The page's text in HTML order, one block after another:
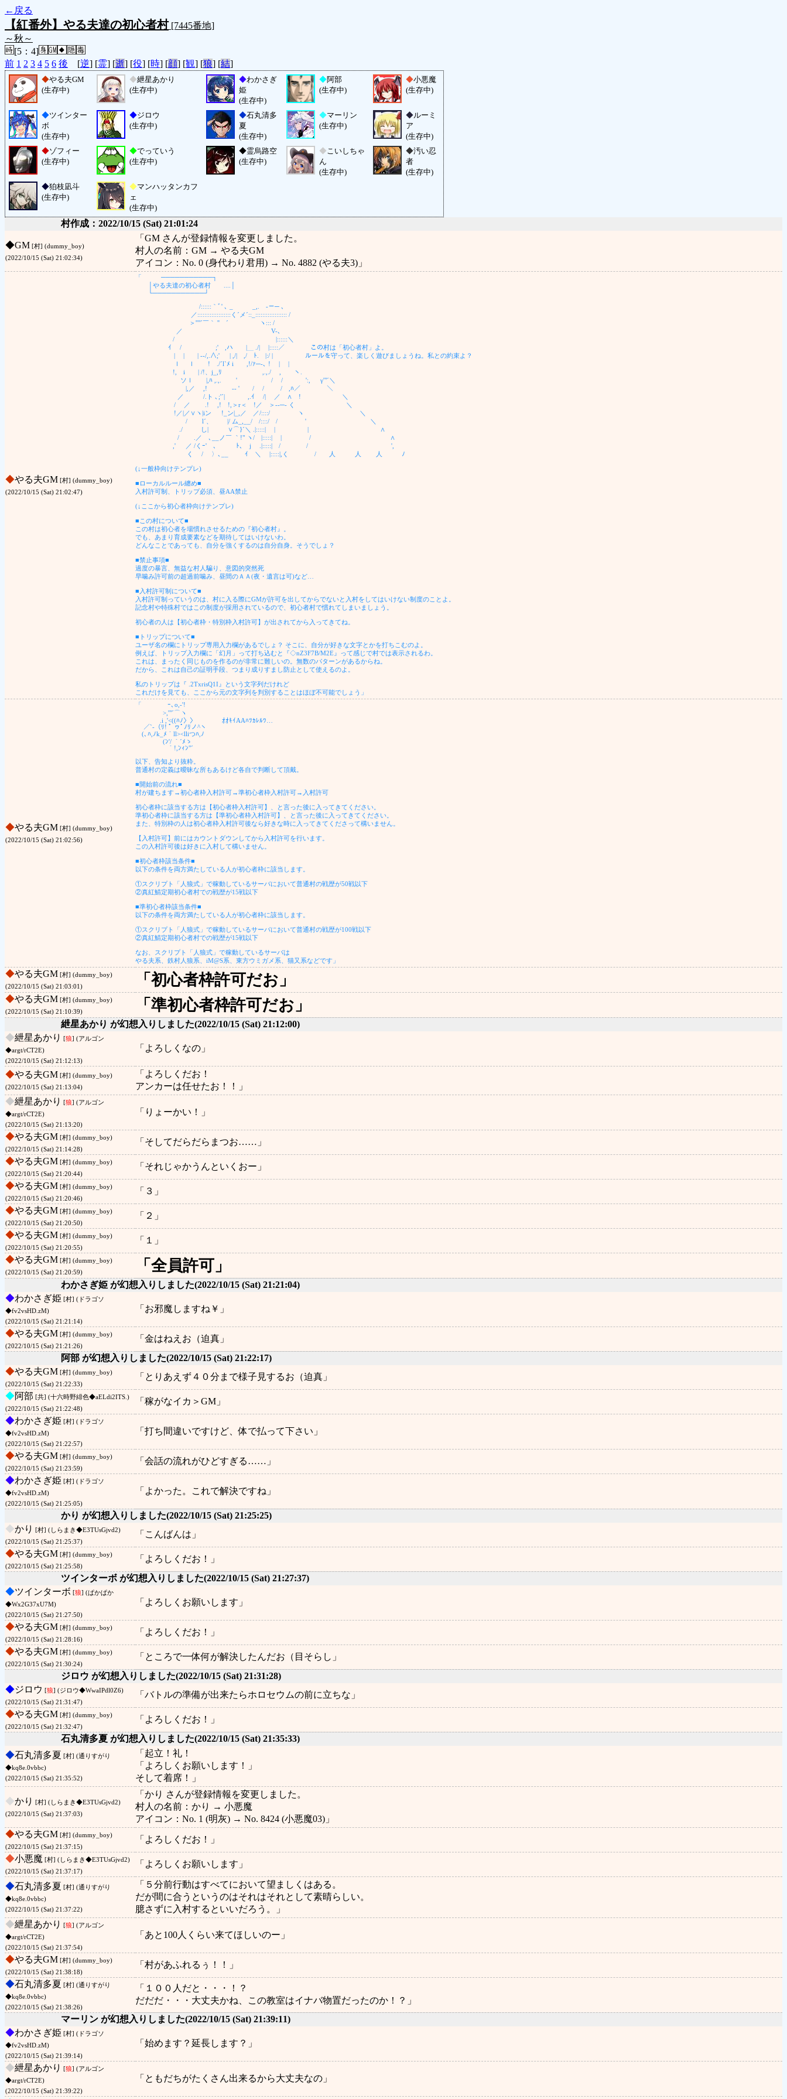
←戻る
【紅番外】やる夫達の初心者村[7445番地]
～秋～
[5：4]
前 1 2 3 4 5 6 後 [逆] [霊] [逝] [役] [時] [顔] [観] [狼] [結]
◆やる夫GM
(生存中)
◆紲星あかり
(生存中)
◆わかさぎ
姫
(生存中)
◆阿部
(生存中)
◆小悪魔
(生存中)
◆ツインター
ボ
(生存中)
◆ジロウ
(生存中)
◆石丸清多
夏
(生存中)
◆マーリン
(生存中)
◆ルーミ
ア
(生存中)
◆ゾフィー
(生存中)
◆でっていう
(生存中)
◆霊烏路空
(生存中)
◆こいしちゃ
ん
(生存中)
◆汚い忍
者
(生存中)
◆狛枝凪斗
(生存中)
◆マンハッタンカフ
ェ
(生存中)
村作成：2022/10/15 (Sat) 21:01:24
◆GM [村] (dummy_boy)
(2022/10/15 (Sat) 21:02:34)
「GM さんが登録情報を変更しました。
村人の名前：GM → やる夫GM
アイコン：No. 0 (身代わり君用) → No. 4882 (やる夫3)」
◆やる夫GM [村] (dummy_boy)
(2022/10/15 (Sat) 21:02:47)
「 ───────────┐
│やる夫達の初心者村 ....│
└───────────┘
/::::::｀ﾞ' ､ _ _,. -－─ ､
／:::::::::::::::::::く´メ´::_:::::::::::::::::: /
＞''"´￣｀ '' ´ ヽ::: /
／ V-､
/ |::::::＼
ｲ / ;' ,ハ |＿ ./| |:::::／ この村は「初心者村」よ。
| | | ‐-/,.∧;' | ,/| ,/ ﾄ. |:/ | ルールを守って、楽しく遊びましょうね。私との約束よ？
ｌ ｌ ! ./´l`ﾒ i ,!/ｧ─-､ ! | |
!, i | /!、j_,ﾘ ,.,./ , ヽ.
ソｌ |,ﾊ ,.,. ' / / ':, γ'"´＼
|,／ ,! -‐ ' / / / ,ﾊ／ ＼
／ /.ト ､;'´| ,.ｲ /| ／ ∧ ! ＼
/ ／ .! ,! !,＞r＜ !／ ＞--─‐ く ＼
!／|／∨ヽ|iン !_ン|_,／ ／/::::/ ヽ ＼
/ l´、 |/ ム_,__/ /::::/ / ' ＼
./ し| ∨⌒}´＼ .|:::::| | | ∧
/ .／ゝ､__ノ￣ ｀!" ヽ/ |:::::| | / ∧
,' ／ /くｰ' ､ ﾄ､ j .|:::::| / / ',
ゝ く / 〉､__ ｲ ＼ |:::::|,く / 人 人 人 ﾉ
(↓一般枠向けテンプレ)
■ローカルルール纏め■
入村許可制、トリップ必須、昼AA禁止
(↓ここから初心者枠向けテンプレ)
■この村について■
この村は初心者を場慣れさせるための『初心者村』。
でも、あまり育成要素などを期待してはいけないわ。
どんなことであっても、自分を強くするのは自分自身。そうでしょ？
■禁止事項■
過度の暴言、無益な村人騙り、意図的突然死
早噛み許可前の超過前噛み、昼間のＡＡ(夜・遺言は可)など…
■入村許可制について■
入村許可制っていうのは、村に入る際にGMが許可を出してからでないと入村をしてはいけない制度のことよ。
記念村や特殊村ではこの制度が採用されているので、初心者村で慣れてしまいましょう。
初心者の人は【初心者枠・特別枠入村許可】が出されてから入ってきてね。
■トリップについて■
ユーザ名の欄にトリップ専用入力欄があるでしょ？ そこに、自分が好きな文字とかを打ちこむのよ。
例えば、トリップ入力欄に「幻月」って打ち込むと『◇nZ3F7B/M2E』って感じで村では表示されるわ。
これは、まったく同じものを作るのが非常に難しいの。無数のパターンがあるからね。
だから、これは自己の証明手段、つまり成りすまし防止として使えるのよ。
私のトリップは『 .2TxrisQ1I』という文字列だけれど
これだけを見ても、ここから元の文字列を判別することはほぼ不可能でしょう」
◆やる夫GM [村] (dummy_boy)
(2022/10/15 (Sat) 21:02:56)
「 ｰ､o,-'!
>,'"´⌒ヽ
.i ,'<((ﾊﾉ〉〉 ｵｵｷｲAAﾊﾂｶﾚﾙﾜ…
／`-（ﾘ! ﾟ ヮﾟﾉﾘノ^ヽ
(､ﾊ,ﾉk_ﾒ｀ll><lliつﾊ,ﾉ
(ﾝ'/ ｀´ﾒゝ
｀!,ﾝｨﾝ"´
以下、告知より抜粋。
普通村の定義は曖昧な所もあるけど各自で判断して頂戴。
■開始前の流れ■
村が建ちます→初心者枠入村許可→準初心者枠入村許可→入村許可
初心者枠に該当する方は【初心者枠入村許可】、と言った後に入ってきてください。
準初心者枠に該当する方は【準初心者枠入村許可】、と言った後に入ってきてください。
また、特別枠の人は初心者枠入村許可後なら好きな時に入ってきてくださって構いません。
【入村許可】前にはカウントダウンしてから入村許可を行います。
この入村許可後は好きに入村して構いません。
■初心者枠該当条件■
以下の条件を両方満たしている人が初心者枠に該当します。
①スクリプト「人狼式」で稼動しているサーバにおいて普通村の戦歴が50戦以下
②真紅鯖定期初心者村での戦歴が15戦以下
■準初心者枠該当条件■
以下の条件を両方満たしている人が初心者枠に該当します。
①スクリプト「人狼式」で稼動しているサーバにおいて普通村の戦歴が100戦以下
②真紅鯖定期初心者村での戦歴が15戦以下
なお、スクリプト「人狼式」で稼動しているサーバは
やる夫系、鉄村人狼系、iM@S系、東方ウミガメ系、猫又系などです」
◆やる夫GM [村] (dummy_boy)
(2022/10/15 (Sat) 21:03:01)
「初心者枠許可だお」
◆やる夫GM [村] (dummy_boy)
(2022/10/15 (Sat) 21:10:39)
「準初心者枠許可だお」
紲星あかり が幻想入りしました(2022/10/15 (Sat) 21:12:00)
◆紲星あかり [狼] (アルゴン
◆argt/rCT2E)
(2022/10/15 (Sat) 21:12:13)
「よろしくなの」
◆やる夫GM [村] (dummy_boy)
(2022/10/15 (Sat) 21:13:04)
「よろしくだお！
アンカーは任せたお！！」
◆紲星あかり [狼] (アルゴン
◆argt/rCT2E)
(2022/10/15 (Sat) 21:13:20)
「りょーかい！」
◆やる夫GM [村] (dummy_boy)
(2022/10/15 (Sat) 21:14:28)
「そしてだらだらまつお……」
◆やる夫GM [村] (dummy_boy)
(2022/10/15 (Sat) 21:20:44)
「それじゃかうんといくおー」
◆やる夫GM [村] (dummy_boy)
(2022/10/15 (Sat) 21:20:46)
「３」
◆やる夫GM [村] (dummy_boy)
(2022/10/15 (Sat) 21:20:50)
「２」
◆やる夫GM [村] (dummy_boy)
(2022/10/15 (Sat) 21:20:55)
「１」
◆やる夫GM [村] (dummy_boy)
(2022/10/15 (Sat) 21:20:59)
「全員許可」
わかさぎ姫 が幻想入りしました(2022/10/15 (Sat) 21:21:04)
◆わかさぎ姫 [村] (ドラゴソ
◆fv2vsHD.zM)
(2022/10/15 (Sat) 21:21:14)
「お邪魔しますね￥」
◆やる夫GM [村] (dummy_boy)
(2022/10/15 (Sat) 21:21:26)
「金はねえお（迫真」
阿部 が幻想入りしました(2022/10/15 (Sat) 21:22:17)
◆やる夫GM [村] (dummy_boy)
(2022/10/15 (Sat) 21:22:33)
「とりあえず４０分まで様子見するお（迫真」
◆阿部 [共] (十六時野緋色◆aELdi2ITS.)
(2022/10/15 (Sat) 21:22:48)
「稼がなイカ＞GM」
◆わかさぎ姫 [村] (ドラゴソ
◆fv2vsHD.zM)
(2022/10/15 (Sat) 21:22:57)
「打ち間違いですけど、体で払って下さい」
◆やる夫GM [村] (dummy_boy)
(2022/10/15 (Sat) 21:23:59)
「会話の流れがひどすぎる……」
◆わかさぎ姫 [村] (ドラゴソ
◆fv2vsHD.zM)
(2022/10/15 (Sat) 21:25:05)
「よかった。これで解決ですね」
かり が幻想入りしました(2022/10/15 (Sat) 21:25:25)
◆かり
[村] (しらまき◆E3TUsGjvd2)
(2022/10/15 (Sat) 21:25:37)
「こんばんは」
◆やる夫GM [村] (dummy_boy)
(2022/10/15 (Sat) 21:25:58)
「よろしくだお！」
ツインターボ が幻想入りしました(2022/10/15 (Sat) 21:27:37)
◆ツインターボ [狼] (ぱかぱか
◆Wx2G37xU7M)
(2022/10/15 (Sat) 21:27:50)
「よろしくお願いします」
◆やる夫GM [村] (dummy_boy)
(2022/10/15 (Sat) 21:28:16)
「よろしくだお！」
◆やる夫GM [村] (dummy_boy)
(2022/10/15 (Sat) 21:30:24)
「ところで一体何が解決したんだお（目そらし」
ジロウ が幻想入りしました(2022/10/15 (Sat) 21:31:28)
◆ジロウ [狼] (ジロウ◆WwaIPdl0Z6)
(2022/10/15 (Sat) 21:31:47)
「バトルの準備が出来たらホロセウムの前に立ちな」
◆やる夫GM [村] (dummy_boy)
(2022/10/15 (Sat) 21:32:47)
「よろしくだお！」
石丸清多夏 が幻想入りしました(2022/10/15 (Sat) 21:35:33)
◆石丸清多夏 [村] (通りすがり
◆kq8e.0vbbc)
(2022/10/15 (Sat) 21:35:52)
「起立！礼！
「よろしくお願いします！」
そして着席！」
◆かり
[村] (しらまき◆E3TUsGjvd2)
(2022/10/15 (Sat) 21:37:03)
「かり さんが登録情報を変更しました。
村人の名前：かり → 小悪魔
アイコン：No. 1 (明灰) → No. 8424 (小悪魔03)」
◆やる夫GM [村] (dummy_boy)
(2022/10/15 (Sat) 21:37:15)
「よろしくだお！」
◆小悪魔 [村] (しらまき◆E3TUsGjvd2)
(2022/10/15 (Sat) 21:37:17)
「よろしくお願いします」
◆石丸清多夏 [村] (通りすがり
◆kq8e.0vbbc)
(2022/10/15 (Sat) 21:37:22)
「５分前行動はすべてにおいて望ましくはある。
だが間に合うというのはそれはそれとして素晴らしい。
臆さずに入村するといいだろう。」
◆紲星あかり [狼] (アルゴン
◆argt/rCT2E)
(2022/10/15 (Sat) 21:37:54)
「あと100人くらい来てほしいのー」
◆やる夫GM [村] (dummy_boy)
(2022/10/15 (Sat) 21:38:18)
「村があふれるぅ！！」
◆石丸清多夏 [村] (通りすがり
◆kq8e.0vbbc)
(2022/10/15 (Sat) 21:38:26)
「１００人だと・・・！？
だだだ・・・大丈夫かね、この教室はイナバ物置だったのか！？」
マーリン が幻想入りしました(2022/10/15 (Sat) 21:39:11)
◆わかさぎ姫 [村] (ドラゴソ
◆fv2vsHD.zM)
(2022/10/15 (Sat) 21:39:14)
「始めます？延長します？」
◆紲星あかり [狼] (アルゴン
◆argt/rCT2E)
(2022/10/15 (Sat) 21:39:22)
「ともだちがたくさん出来るから大丈夫なの」